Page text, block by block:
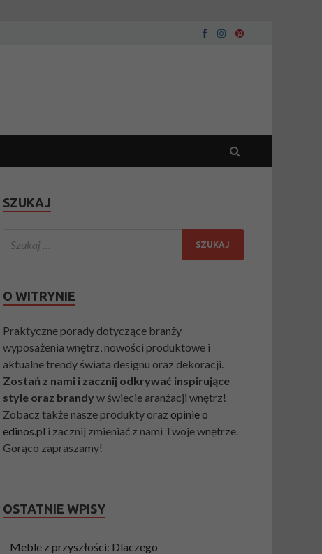
SZUKAJ
O WITRYNIE
Praktyczne porady dotyczące branży
wyposażenia wnętrz, nowości produktowe i
aktualne trendy świata designu oraz dekoracji.
Zostań z nami i zacznij odkrywać inspirujące
style oraz brandy w świecie aranżacji wnętrz!
Zobacz także nasze produkty orazopinie o
edinos.pl i zacznij zmieniać z nami Twoje wnętrze.
Gorąco zapraszamy!
OSTATNIE WPISY
Meble z przyszłości: Dlaczego